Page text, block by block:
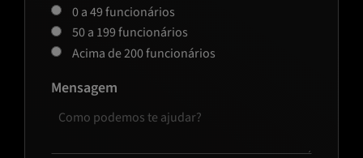
0 a 49 funcionários
50 a 199 funcionários
Acima de 200 funcionários
Mensagem